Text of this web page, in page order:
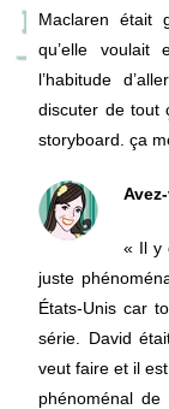
Maclaren était
qu’elle voulait
l’habitude
discuter de tout
storyboard. ça
« Il y
juste
États-Unis car
série. David
veut faire et il
phénoménal